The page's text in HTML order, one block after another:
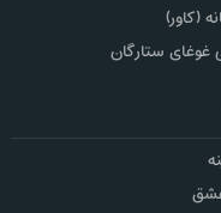
(کاور)
غوغای ستارگان